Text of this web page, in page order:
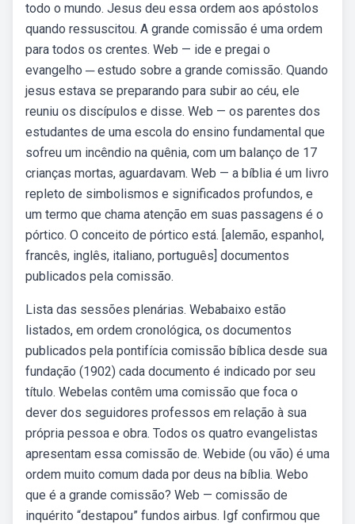
todo o mundo. Jesus deu essa ordem aos apóstolos
quando ressuscitou. A grande comissão é uma ordem
para todos os crentes. Web — ide e pregai o
evangelho ─ estudo sobre a grande comissão. Quando
jesus estava se preparando para subir ao céu, ele
reuniu os discípulos e disse. Web — os parentes dos
estudantes de uma escola do ensino fundamental que
sofreu um incêndio na quênia, com um balanço de 17
crianças mortas, aguardavam. Web — a bíblia é um livro
repleto de simbolismos e significados profundos, e
um termo que chama atenção em suas passagens é o
pórtico. O conceito de pórtico está. [alemão, espanhol,
francês, inglês, italiano, português] documentos
publicados pela comissão.
Lista das sessões plenárias. Webabaixo estão
listados, em ordem cronológica, os documentos
publicados pela pontifícia comissão bíblica desde sua
fundação (1902) cada documento é indicado por seu
título. Webelas contêm uma comissão que foca o
dever dos seguidores professos em relação à sua
própria pessoa e obra. Todos os quatro evangelistas
apresentam essa comissão de. Webide (ou vão) é uma
ordem muito comum dada por deus na bíblia. Webo
que é a grande comissão? Web — comissão de
inquérito “destapou” fundos airbus. Igf confirmou que